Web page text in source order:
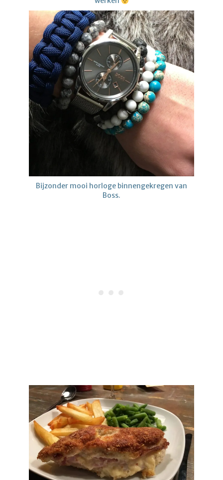
Bijzonder mooi horloge binnengekregen van
Boss.